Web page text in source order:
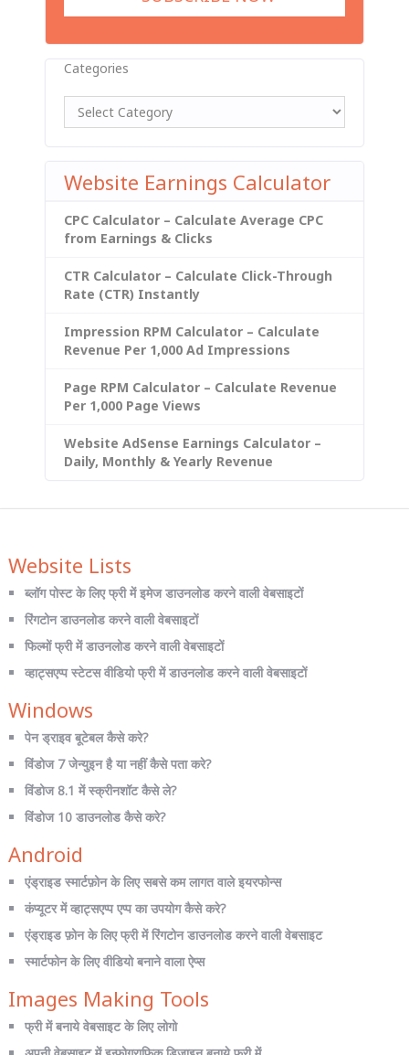
Categories
Website Earnings Calculator
CPC Calculator – Calculate Average CPC
from Earnings & Clicks
CTR Calculator – Calculate Click-Through
Rate (CTR) Instantly
Impression RPM Calculator – Calculate
Revenue Per 1,000 Ad Impressions
Page RPM Calculator – Calculate Revenue
Per 1,000 Page Views
Website AdSense Earnings Calculator –
Daily, Monthly & Yearly Revenue
Website Lists
ब्लॉग पोस्ट के लिए फ्री में इमेज डाउनलोड करने वाली वेबसाइटों
रिंगटोन डाउनलोड करने वाली वेबसाइटों
फिल्मों फ्री में डाउनलोड करने वाली वेबसाइटों
व्हाट्सएप्प स्टेटस वीडियो फ्री में डाउनलोड करने वाली वेबसाइटों
Windows
पेन ड्राइव बूटेबल कैसे करे?
विंडोज 7 जेन्युइन है या नहीं कैसे पता करे?
विंडोज 8.1 में स्क्रीनशॉट कैसे ले?
विंडोज 10 डाउनलोड कैसे करे?
Android
एंड्राइड स्मार्टफ़ोन के लिए सबसे कम लागत वाले इयरफोन्स
कंप्यूटर में व्हाट्सएप्प एप्प का उपयोग कैसे करे?
एंड्राइड फ़ोन के लिए फ्री में रिंगटोन डाउनलोड करने वाली वेबसाइट
स्मार्टफोन के लिए वीडियो बनाने वाला ऐप्स
Images Making Tools
फ्री में बनाये वेबसाइट के लिए लोगो